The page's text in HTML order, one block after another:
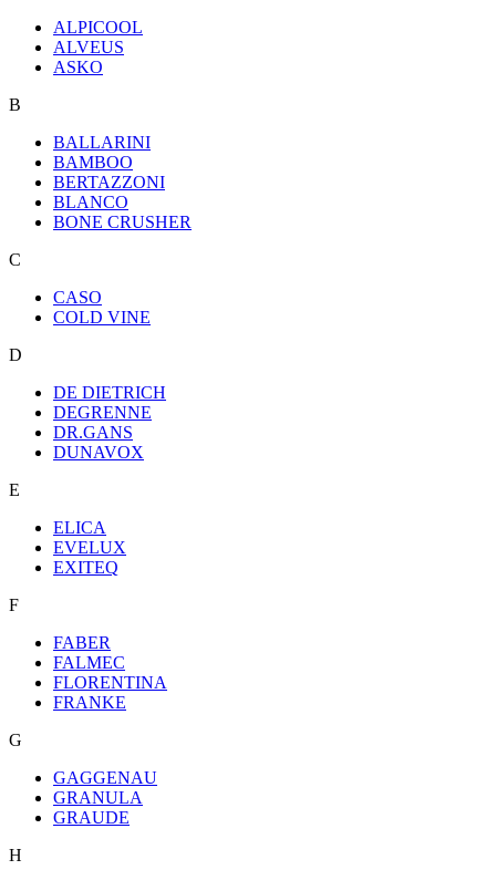
ALPICOOL
ALVEUS
ASKO
B
BALLARINI
BAMBOO
BERTAZZONI
BLANCO
BONE CRUSHER
C
CASO
COLD VINE
D
DE DIETRICH
DEGRENNE
DR.GANS
DUNAVOX
E
ELICA
EVELUX
EXITEQ
F
FABER
FALMEC
FLORENTINA
FRANKE
G
GAGGENAU
GRANULA
GRAUDE
H